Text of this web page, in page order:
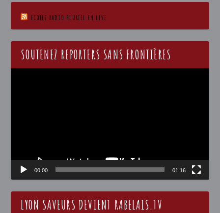
ECOTEZ RADIO PLURIEL EN LIVE
SOUTENEZ REPORTERS SANS FRONTIÈRES
00:00 01:16
LYON SAVEURS DEVIENT RABELAIS.TV